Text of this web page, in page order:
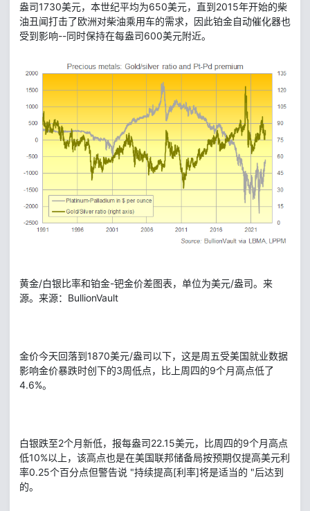
盎司1730美元，本世纪平均为650美元，直到2015年开始的柴
油丑闻打击了欧洲对柴油乘用车的需求，因此铂金自动催化器也
受到影响--同时保持在每盎司600美元附近。
黄金/白银比率和铂金-钯金价差图表，单位为美元/盎司。来
源。来源：BullionVault
金价今天回落到1870美元/盎司以下，这是周五受美国就业数据
影响金价暴跌时创下的3周低点，比上周四的9个月高点低了
4.6%。
白银跌至2个月新低，报每盎司22.15美元，比周四的9个月高点
低10%以上，该高点也是在美国联邦储备局按预期仅提高美元利
率0.25个百分点但警告说 "持续提高[利率]将是适当的 "后达到
的。